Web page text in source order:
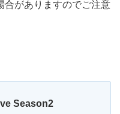
合がありますのでご注意
Season2